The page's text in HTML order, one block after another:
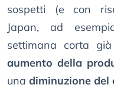
sospetti (e con
Japan, ad
settimana corta
aumento della
una diminuzione del